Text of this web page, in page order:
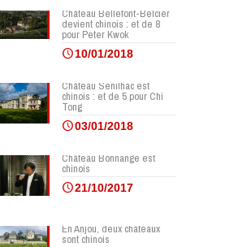
Château Bellefont-Belcier
devient chinois : et de 8
pour Peter Kwok
10/01/2018
Château Senilhac est
chinois : et de 5 pour Chi
Tong
03/01/2018
Château Bonnange est
chinois
21/10/2017
En Anjou, deux châteaux
sont chinois